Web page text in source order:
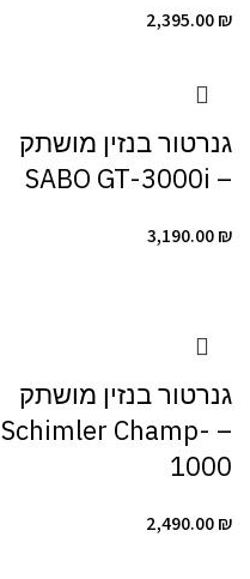
2,395.00₪
גנרטור ‏בנזין מושתק
– SABO GT-3000i
3,190.00₪
גנרטור ‏בנזין מושתק
– Schimler Champ-
1000
2,490.00₪